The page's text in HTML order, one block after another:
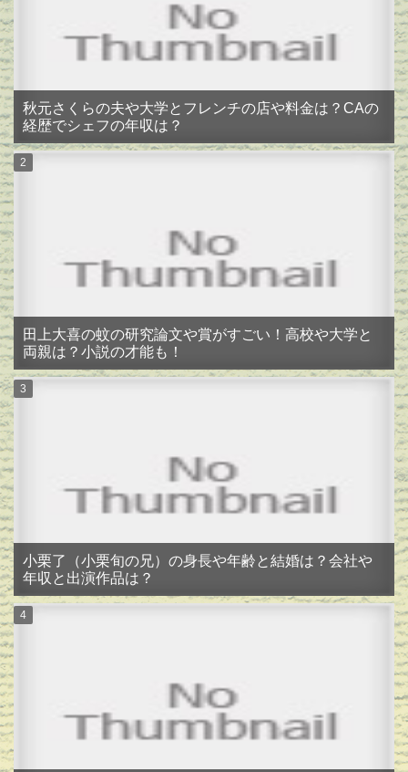
秋元さくらの夫や大学とフレンチの店や料金は？CAの
経歴でシェフの年収は？
田上大喜の蚊の研究論文や賞がすごい！高校や大学と
両親は？小説の才能も！
小栗了（小栗旬の兄）の身長や年齢と結婚は？会社や
年収と出演作品は？